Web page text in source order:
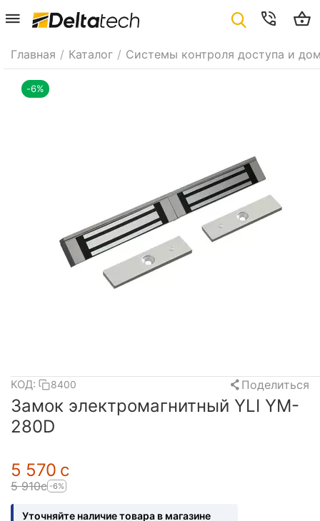
Главная / Каталог / Системы контроля доступа и
-6%
КОД: 8400 Поделиться
Замок электромагнитный YLI YM-
280D
5 570 с
5 910с -6%
Уточняйте наличие товара в магазине